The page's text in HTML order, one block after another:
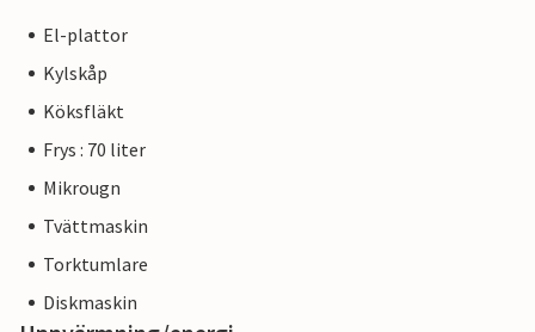
El-plattor
Kylskåp
Köksfläkt
Frys : 70 liter
Mikrougn
Tvättmaskin
Torktumlare
Diskmaskin